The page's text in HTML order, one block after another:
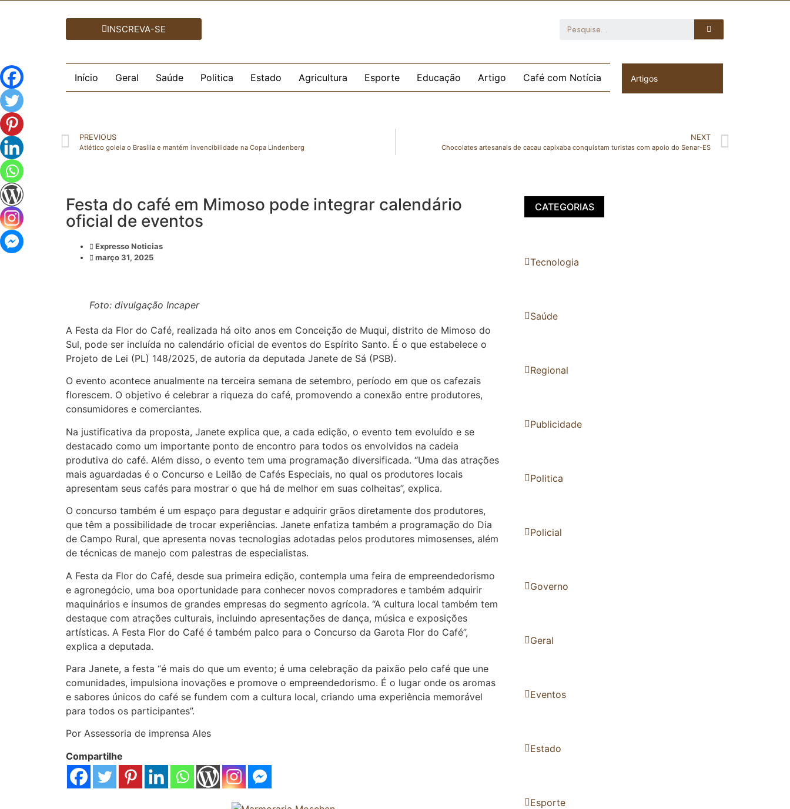
INSCREVA-SE
Início Geral Saúde Politica Estado Agricultura Esporte Educação Artigo Café com Notícia Artigos
PREVIOUS
Atlético goleia o Brasília e mantém invencibilidade na Copa Lindenberg
NEXT
Chocolates artesanais de cacau capixaba conquistam turistas com apoio do Senar-ES
Festa do café em Mimoso pode integrar calendário
oficial de eventos
Expresso Noticias
março 31, 2025
Foto: divulgação Incaper
A Festa da Flor do Café, realizada há oito anos em Conceição de Muqui, distrito de Mimoso do
Sul, pode ser incluída no calendário oficial de eventos do Espírito Santo. É o que estabelece o
Projeto de Lei (PL) 148/2025, de autoria da deputada Janete de Sá (PSB).
O evento acontece anualmente na terceira semana de setembro, período em que os cafezais
florescem. O objetivo é celebrar a riqueza do café, promovendo a conexão entre produtores,
consumidores e comerciantes.
Na justificativa da proposta, Janete explica que, a cada edição, o evento tem evoluído e se
destacado como um importante ponto de encontro para todos os envolvidos na cadeia
produtiva do café. Além disso, o evento tem uma programação diversificada. “Uma das atrações
mais aguardadas é o Concurso e Leilão de Cafés Especiais, no qual os produtores locais
apresentam seus cafés para mostrar o que há de melhor em suas colheitas”, explica.
O concurso também é um espaço para degustar e adquirir grãos diretamente dos produtores,
que têm a possibilidade de trocar experiências. Janete enfatiza também a programação do Dia
de Campo Rural, que apresenta novas tecnologias adotadas pelos produtores mimosenses, além
de técnicas de manejo com palestras de especialistas.
A Festa da Flor do Café, desde sua primeira edição, contempla uma feira de empreendedorismo
e agronegócio, uma boa oportunidade para conhecer novos compradores e também adquirir
maquinários e insumos de grandes empresas do segmento agrícola. “A cultura local também tem
destaque com atrações culturais, incluindo apresentações de dança, música e exposições
artísticas. A Festa Flor do Café é também palco para o Concurso da Garota Flor do Café”,
explica a deputada.
Para Janete, a festa “é mais do que um evento; é uma celebração da paixão pelo café que une
comunidades, impulsiona inovações e promove o empreendedorismo. É o lugar onde os aromas
e sabores únicos do café se fundem com a cultura local, criando uma experiência memorável
para todos os participantes”.
Por Assessoria de imprensa Ales
Compartilhe
CATEGORIAS
Tecnologia
Saúde
Regional
Publicidade
Politica
Policial
Governo
Geral
Eventos
Estado
Esporte